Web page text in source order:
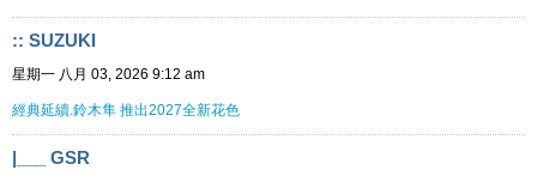
:: SUZUKI
星期一 八月 03, 2026 9:12 am
經典延續.鈴木隼 推出2027全新花色
|___ GSR